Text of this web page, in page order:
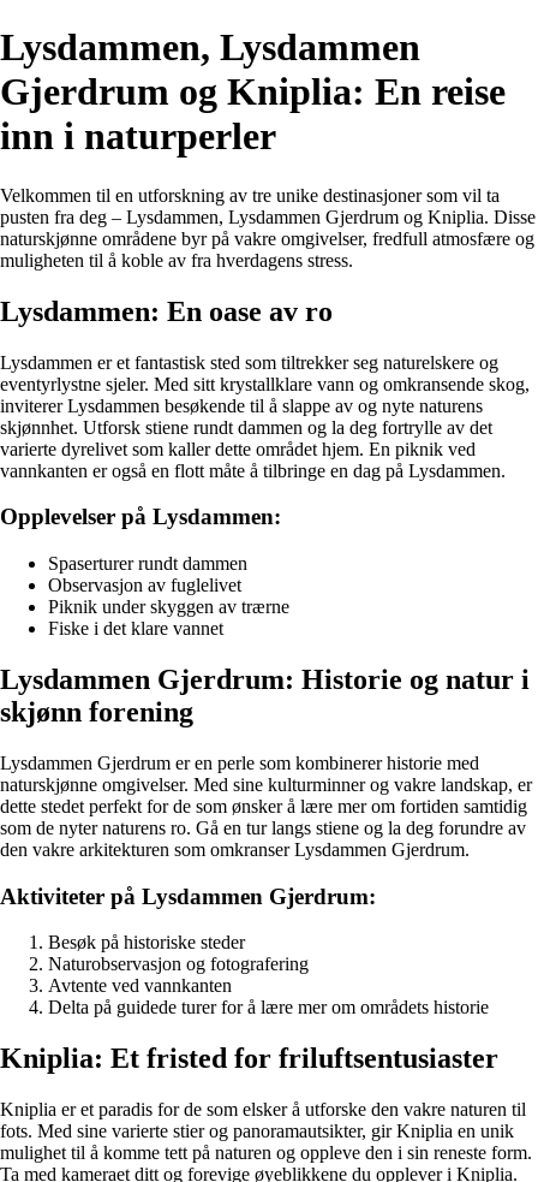
Lysdammen, Lysdammen
Gjerdrum og Kniplia: En reise
inn i naturperler
Velkommen til en utforskning av tre unike destinasjoner som vil ta
pusten fra deg – Lysdammen, Lysdammen Gjerdrum og Kniplia. Disse
naturskjønne områdene byr på vakre omgivelser, fredfull atmosfære og
muligheten til å koble av fra hverdagens stress.
Lysdammen: En oase av ro
Lysdammen er et fantastisk sted som tiltrekker seg naturelskere og
eventyrlystne sjeler. Med sitt krystallklare vann og omkransende skog,
inviterer Lysdammen besøkende til å slappe av og nyte naturens
skjønnhet. Utforsk stiene rundt dammen og la deg fortrylle av det
varierte dyrelivet som kaller dette området hjem. En piknik ved
vannkanten er også en flott måte å tilbringe en dag på Lysdammen.
Opplevelser på Lysdammen:
Spaserturer rundt dammen
Observasjon av fuglelivet
Piknik under skyggen av trærne
Fiske i det klare vannet
Lysdammen Gjerdrum: Historie og natur i
skjønn forening
Lysdammen Gjerdrum er en perle som kombinerer historie med
naturskjønne omgivelser. Med sine kulturminner og vakre landskap, er
dette stedet perfekt for de som ønsker å lære mer om fortiden samtidig
som de nyter naturens ro. Gå en tur langs stiene og la deg forundre av
den vakre arkitekturen som omkranser Lysdammen Gjerdrum.
Aktiviteter på Lysdammen Gjerdrum:
Besøk på historiske steder
Naturobservasjon og fotografering
Avtente ved vannkanten
Delta på guidede turer for å lære mer om områdets historie
Kniplia: Et fristed for friluftsentusiaster
Kniplia er et paradis for de som elsker å utforske den vakre naturen til
fots. Med sine varierte stier og panoramautsikter, gir Kniplia en unik
mulighet til å komme tett på naturen og oppleve den i sin reneste form.
Ta med kameraet ditt og forevige øyeblikkene du opplever i Kniplia.